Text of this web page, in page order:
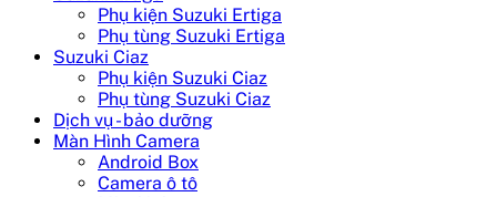
Phụ kiện Suzuki Ertiga
Phụ tùng Suzuki Ertiga
Suzuki Ciaz
Phụ kiện Suzuki Ciaz
Phụ tùng Suzuki Ciaz
Dịch vụ - bảo dưỡng
Màn Hình Camera
Android Box
Camera ô tô